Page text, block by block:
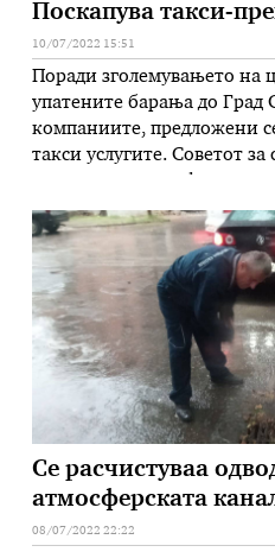
Поскапува такси-
10/07/2022 15:51
Поради зголемувањето на
упатените барања до Град
компаниите, предложени
такси услугите. Советот за
ги наплаќаат услугите за
град, а првиот е на сила
Се расчистуваа
атмосферската
08/07/2022 22:22